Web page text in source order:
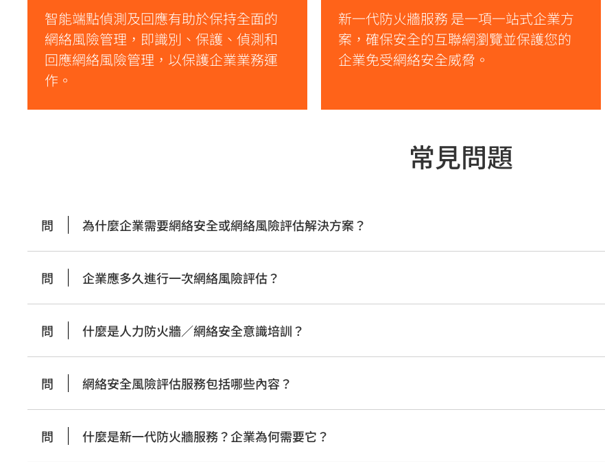
智能端點偵測及回應有助於保持全面的
網絡風險管理，即識別、保護、偵測和
回應網絡風險管理，以保護企業業務運
作。
新一代防火牆服務 是一項一站式企業方
案，確保安全的互聯網瀏覽並保護您的
企業免受網絡安全威脅。
常見問題
問 為什麼企業需要網絡安全或網絡風險評估解決方案？
問 企業應多久進行一次網絡風險評估？
問 什麼是人力防火牆／網絡安全意識培訓？
問 網絡安全風險評估服務包括哪些內容？
問 什麼是新一代防火牆服務？企業為何需要它？